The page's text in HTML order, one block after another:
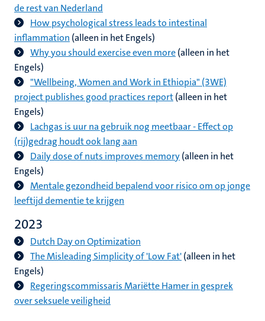
de rest van Nederland
How psychological stress leads to intestinal
inflammation (alleen in het Engels)
Why you should exercise even more(alleen in het
Engels)
"Wellbeing, Women and Work in Ethiopia" (3WE)
project publishes good practices report(alleen in het
Engels)
Lachgas is uur na gebruik nog meetbaar - Effect op
(rij)gedrag houdt ook lang aan
Daily dose of nuts improves memory(alleen in het
Engels)
Mentale gezondheid bepalend voor risico om op jonge
leeftijd dementie te krijgen
2023
Dutch Day on Optimization
The Misleading Simplicity of 'Low Fat'(alleen in het
Engels)
Regeringscommissaris Mariëtte Hamer in gesprek
over seksuele veiligheid